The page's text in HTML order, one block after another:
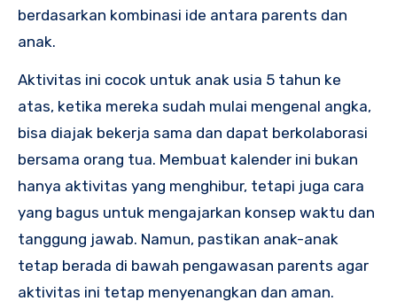
berdasarkan kombinasi ide antara parents dan
anak.
Aktivitas ini cocok untuk anak usia 5 tahun ke
atas, ketika mereka sudah mulai mengenal angka,
bisa diajak bekerja sama dan dapat berkolaborasi
bersama orang tua. Membuat kalender ini bukan
hanya aktivitas yang menghibur, tetapi juga cara
yang bagus untuk mengajarkan konsep waktu dan
tanggung jawab. Namun, pastikan anak-anak
tetap berada di bawah pengawasan parents agar
aktivitas ini tetap menyenangkan dan aman.